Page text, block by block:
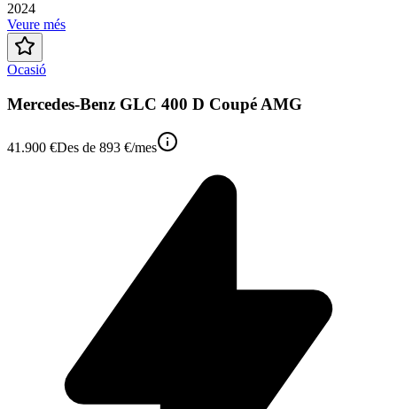
2024
Veure més
Ocasió
Mercedes-Benz GLC 400 D Coupé AMG
41.900 €Des de 893 €/mes